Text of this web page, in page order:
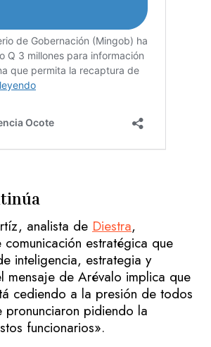
analista de Diestra,
estratégica que
inteligencia, estrategia y
mensaje de Arévalo implica que
cediendo a la presión de todos
pronunciaron pidiendo la
funcionarios».